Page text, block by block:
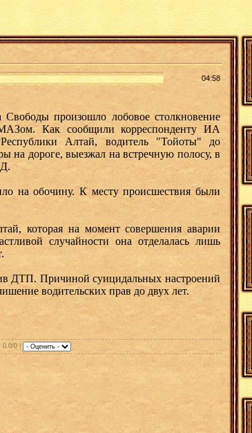
04:58
произошло лобовое столкновение
Как сообщили корреспонденту ИА
Алтай, водитель "Тойоты" до
на дороге, выезжал на встречную полосу, в
на обочину. К месту происшествия были
которая на момент совершения аварии
случайности она отделалась лишь
ДТП. Причиной суицидальных настроений
водительских прав до двух лет.
0.0/0 |